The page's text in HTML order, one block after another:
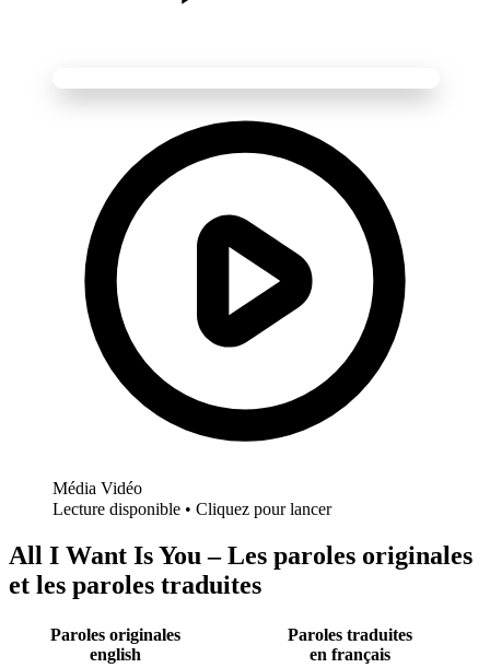
Média Vidéo
Lecture disponible • Cliquez pour lancer
All I Want Is You – Les paroles originales
et les paroles traduites
Paroles originales
english
Paroles traduites
en français